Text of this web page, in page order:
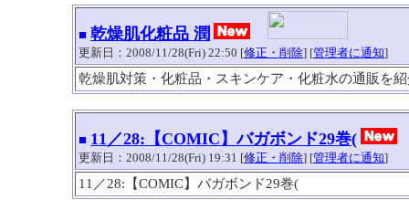
■ 乾燥肌化粧品 潤
更新日：2008/11/28(Fri) 22:50 [修正・削除] [管理者に通知]
乾燥肌対策・化粧品・スキンケア・化粧水の通販を
■ 11／28:【COMIC】バガボンド29巻(
更新日：2008/11/28(Fri) 19:31 [修正・削除] [管理者に通知]
11／28:【COMIC】バガボンド29巻(